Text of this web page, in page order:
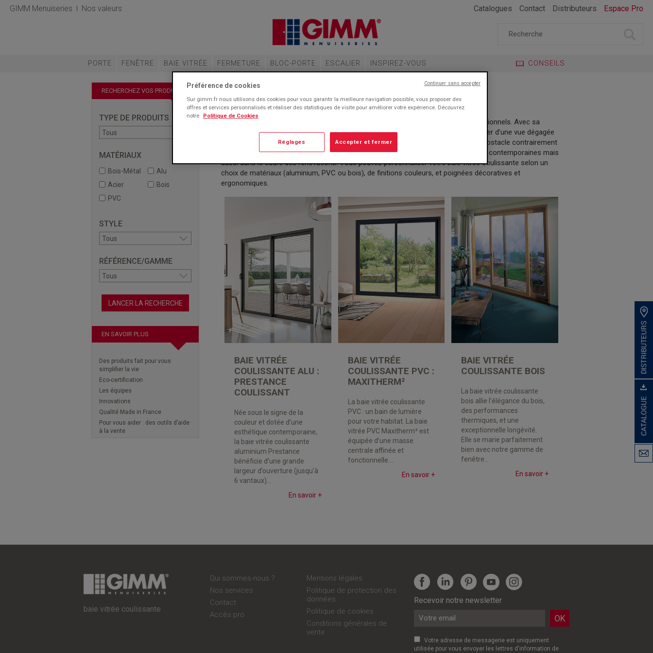
GIMM Menuiseries Nos valeurs Catalogues Contact Distributeurs Espace Pro
PORTE FENÊTRE BAIE VITRÉE FERMETURE BLOC-PORTE ESCALIER INSPIREZ-VOUS CONSEILS
RECHERCHEZ VOS PRODUITS
TYPE DE PRODUITS
MATÉRIAUX
Bois-Métal
Alu
Acier
Bois
PVC
STYLE
RÉFÉRENCE/GAMME
EN SAVOIR PLUS
Des produits fait pour vous
simplifier la vie
Eco-certification
Les équipes
Innovations
Qualité Made in France
Pour vous aider : des outils d’aide
à la vente
BAIE VITRÉE COULISSANTE
La baie vitrée coulissante offre de nombreux avantages, tant esthétiques que fonctionnels. Avec sa
grande surface vitrée, elle maximise l’entrée de lumière naturelle et permet de profiter d’une vue dégagée
sur l’extérieur. Grâce à la baie vitrée coulissante, le passage est plus large et sans obstacle contrairement
à une porte-fenêtre battante. Son esthétique est très recherchée dans les maisons contemporaines mais
aussi dans le cadre des rénovations. Vous pouvez personnaliser votre baie vitrée coulissante selon un
choix de matériaux (aluminium, PVC ou bois), de finitions couleurs, et poignées décoratives et
ergonomiques.
BAIE VITRÉE
COULISSANTE ALU :
PRESTANCE
COULISSANT
Née sous le signe de la
couleur et dotée d’une
esthétique contemporaine,
la baie vitrée coulissante
aluminium Prestance
bénéficie d’une grande
largeur d’ouverture (jusqu’à
6 vantaux)...
En savoir +
BAIE VITRÉE
COULISSANTE PVC :
MAXITHERM²
La baie vitrée coulissante
PVC : un bain de lumière
pour votre habitat. La baie
vitrée PVC Maxitherm² est
équipée d’une masse
centrale affinée et
fonctionnelle....
En savoir +
BAIE VITRÉE
COULISSANTE BOIS
La baie vitrée coulissante
bois allie l’élégance du bois,
des performances
thermiques, et une
exceptionnelle longévité.
Elle se marie parfaitement
bien avec notre gamme de
fenêtre...
En savoir +
baie vitrée coulissante
Qui sommes-nous ?
Nos services
Contact
Accès pro
Mentions légales
Politique de protection des
données
Politique de cookies
Conditions générales de
vente
Recevoir notre newsletter
Votre adresse de messagerie est uniquement
utilisée pour vous envoyer les lettres d'information de
Préférence de cookies
Sur gimm.fr nous utilisons des cookies pour vous garantir la meilleure navigation possible, vous proposer des
offres et services personnalisés et réaliser des statistiques de visite pour améliorer votre expérience. Découvrez
notre
Politique de Cookies
Accepter et fermer
Réglages
Continuer sans accepter